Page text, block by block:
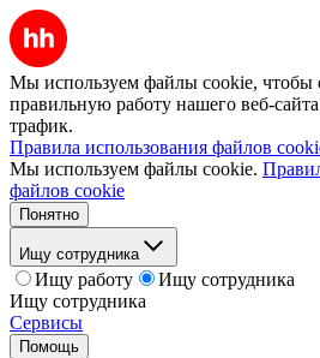
Мы используем файлы cookie, чтобы
правильную работу нашего веб-
трафик.
Правила использования файлов
Мы используем файлы cookie.
файлов cookie
Понятно
Ищу сотрудника
Ищу работу
Ищу сотрудника
Ищу сотрудника
Сервисы
Помощь